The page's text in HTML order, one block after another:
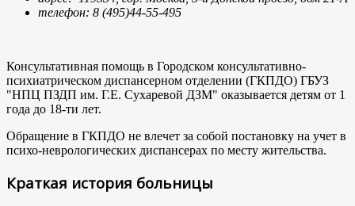
телефон: 8 (495)44-55-495
Консультативная помощь в Городском консультативно-
психиатрическом диспансерном отделении (ГКПДО) ГБУЗ
"НПЦ ПЗДП им. Г.Е. Сухаревой ДЗМ" оказывается детям от 1
года до 18-ти лет.
Обращение в ГКПДО не влечет за собой постановку на учет в
психо-неврологических диспансерах по месту жительства.
Краткая история больницы